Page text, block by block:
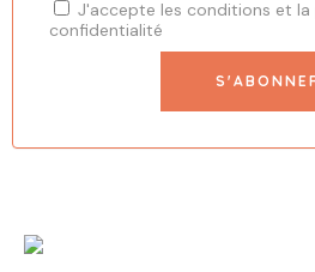
J'accepte les conditions et la
confidentialité